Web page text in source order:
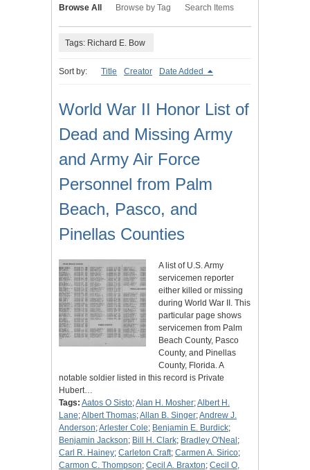
Browse All Browse by Tag Search Items
Tags: Richard E. Bow
Sort by: Title Creator Date Added
World War II Honor List of
Dead and Missing Army
and Army Air Force
Personnel from Palm
Beach, Pasco, and
Pinellas Counties
A list of U.S. Army
servicemen reporter
either killed or missing
during World War II. This
particular page shows
servicemen from Palm
Beach County, Pasco
County, and Pinellas
County, Florida. A
notable soldier listed in this record is Private
Hubert…
Tags: Aatos O Sisto;Alan H. Mosher;Albert H.
Lane;Albert Thomas;Allan B. Singer;Andrew J.
Anderson;Arlester Cole; Benjamin E. Burdick;
Benjamin Jackson; Bill H. Clark; Bradley O'Neal ;
Carl R. Hainey; Carleton Craft; Carmen A. Sirico;
Carmon C. Thompson; Cecil A. Braxton; Cecil O,